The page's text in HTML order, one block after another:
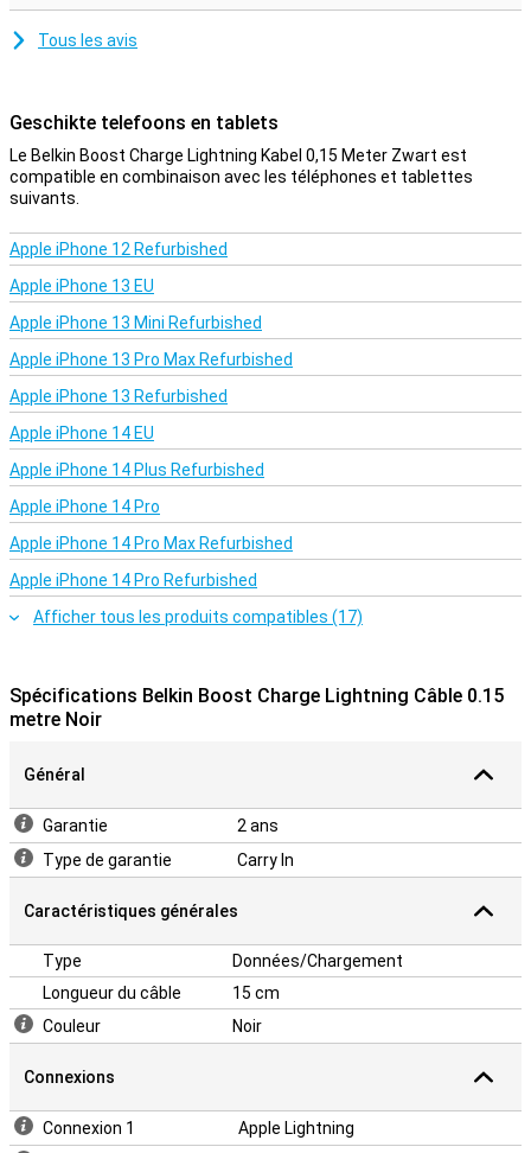
Tous les avis
Geschikte telefoons en tablets
Le Belkin Boost Charge Lightning Kabel 0,15 Meter Zwart est
compatible en combinaison avec les téléphones et tablettes
suivants.
Apple iPhone 12 Refurbished
Apple iPhone 13 EU
Apple iPhone 13 Mini Refurbished
Apple iPhone 13 Pro Max Refurbished
Apple iPhone 13 Refurbished
Apple iPhone 14 EU
Apple iPhone 14 Plus Refurbished
Apple iPhone 14 Pro
Apple iPhone 14 Pro Max Refurbished
Apple iPhone 14 Pro Refurbished
Afficher tous les produits compatibles (17)
Spécifications Belkin Boost Charge Lightning Câble 0.15
metre Noir
Général
Garantie
2 ans
Type de garantie
Carry In
Caractéristiques générales
Type
Données/Chargement
Longueur du câble
15 cm
Couleur
Noir
Connexions
Connexion 1 Apple Lightning